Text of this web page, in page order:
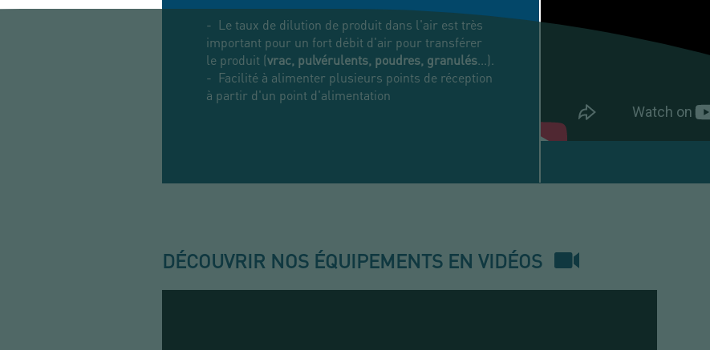
- Le taux de dilution de produit dans l'air est très
important pour un fort débit d'air pour transférer
le produit (vrac, pulvérulents, poudres, granulés...).
- Facilité à alimenter plusieurs points de réception
à partir d'un point d'alimentation
PNEUMATIQUE
DÉCOUVRIR NOS ÉQUIPEMENTS EN VIDÉOS